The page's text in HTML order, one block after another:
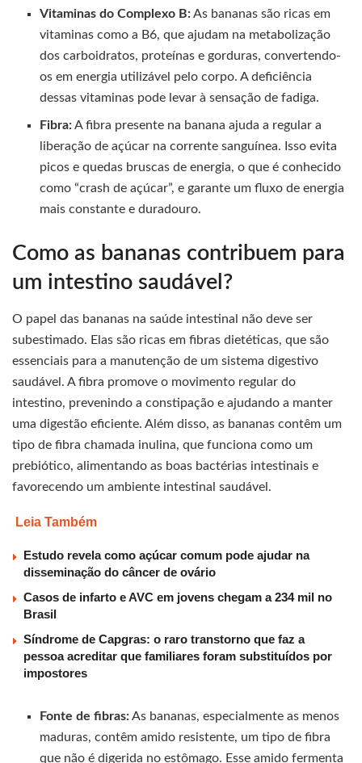
Vitaminas do Complexo B:As bananas são ricas em
vitaminas como a B6, que ajudam na metabolização
dos carboidratos, proteínas e gorduras, convertendo-
os em energia utilizável pelo corpo. A deficiência
dessas vitaminas pode levar à sensação de fadiga.
Fibra:A fibra presente na banana ajuda a regular a
liberação de açúcar na corrente sanguínea. Isso evita
picos e quedas bruscas de energia, o que é conhecido
como “crash de açúcar”, e garante um fluxo de energia
mais constante e duradouro.
Como as bananas contribuem para
um intestino saudável?
O papel das bananas na saúde intestinal não deve ser
subestimado. Elas são ricas em fibras dietéticas, que são
essenciais para a manutenção de um sistema digestivo
saudável. A fibra promove o movimento regular do
intestino, prevenindo a constipação e ajudando a manter
uma digestão eficiente. Além disso, as bananas contêm um
tipo de fibra chamada inulina, que funciona como um
prebiótico, alimentando as boas bactérias intestinais e
favorecendo um ambiente intestinal saudável.
Leia Também
Estudo revela como açúcar comum pode ajudar na
disseminação do câncer de ovário
Casos de infarto e AVC em jovens chegam a 234 mil no
Brasil
Síndrome de Capgras: o raro transtorno que faz a
pessoa acreditar que familiares foram substituídos por
impostores
Fonte de fibras:As bananas, especialmente as menos
maduras, contêm amido resistente, um tipo de fibra
que não é digerida no estômago. Esse amido fermenta